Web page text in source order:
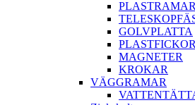
PLASTRAMAR
GOLVPLATTA
PLASTFICKOR
MAGNETER
KROKAR
VÄGGRAMAR